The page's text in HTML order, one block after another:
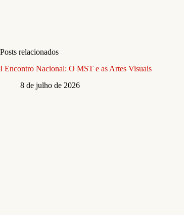
Posts relacionados
I Encontro Nacional: O MST e as Artes Visuais
8 de julho de 2026